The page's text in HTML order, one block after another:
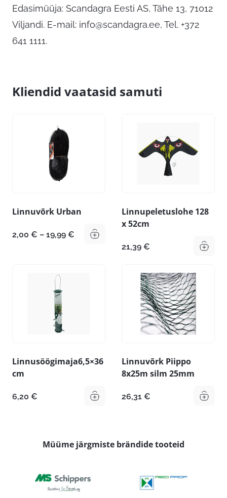
Edasimüüja: Scandagra Eesti AS, Tähe 13, 71012
Viljandi. E-mail: info@scandagra.ee, Tel. +372
641 1111.
Kliendid vaatasid samuti
Linnuvõrk Urban
2,00 € – 19,99 € Hinnavahemik:
Linnupeletuslohe 128
x 52cm
21,39 €
Linnusöögimaja6,5×36
cm
6,20 €
Linnuvõrk Piippo
8x25m silm 25mm
26,31 €
Müüme järgmiste brändide tooteid